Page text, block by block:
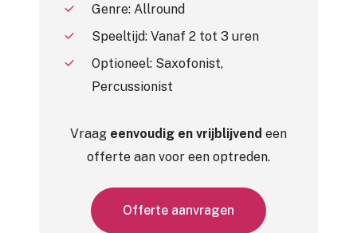
Genre: Allround
Speeltijd: Vanaf 2 tot 3 uren
Optioneel: Saxofonist,
Percussionist
Vraag eenvoudig en vrijblijvend een
offerte aan voor een optreden.
Offerte aanvragen